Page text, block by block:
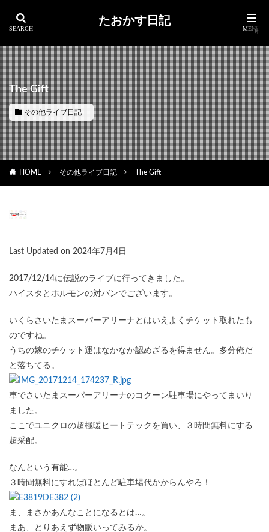
たおかす日記
The Gift
その他ライブ日記
HOME その他ライブ日記 The Gift
Last Updated on 2024年7月4日
2017/12/14に伝説のライブに行ってきました。
ハイスタとホルモンの対バンでございます。
いくらさいたまスーパーアリーナとはいえよくチケット取れたも
のですね。
うちの嫁のチケット運はなかなか認めざるを得ません。多分俺だ
と落ちてる。
車でさいたまスーパーアリーナのコクーン駐車場にやってまいり
ました。
ここでユニクロの超極暖ヒートテックを買い、３時間無料にする
超采配。
なんという有能…。
３時間無料にすればほとんど駐車場代かからんやろ！
ま、まさかあんなことになるとは…。
まあ、とりあえず物販いってみるか。